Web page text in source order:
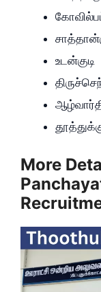
உடன்குடி
More